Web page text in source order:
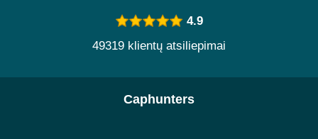
4.9
49319 klientų atsiliepimai
Caphunters